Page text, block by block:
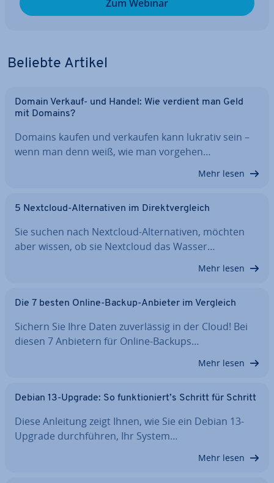
Zum Webinar
Beliebte Artikel
Domain Verkauf- und Handel: Wie verdient man Geld
mit Domains?
Domains kaufen und verkaufen kann lukrativ sein –
wenn man denn weiß, wie man vorgehen…
Mehr lesen
5 Nextcloud-Al­ter­na­ti­ven im Di­rekt­ver­gleich
Sie suchen nach Nextcloud-Al­ter­na­ti­ven, möchten
aber wissen, ob sie Nextcloud das Wasser…
Mehr lesen
Die 7 besten Online-Backup-Anbieter im Vergleich
Sichern Sie Ihre Daten zu­ver­läs­sig in der Cloud! Bei
diesen 7 Anbietern für Online-Backups…
Mehr lesen
Debian 13-Upgrade: So funk­tio­niert’s Schritt für Schritt
Diese Anleitung zeigt Ihnen, wie Sie ein Debian 13-
Upgrade durch­füh­ren, Ihr System…
Mehr lesen